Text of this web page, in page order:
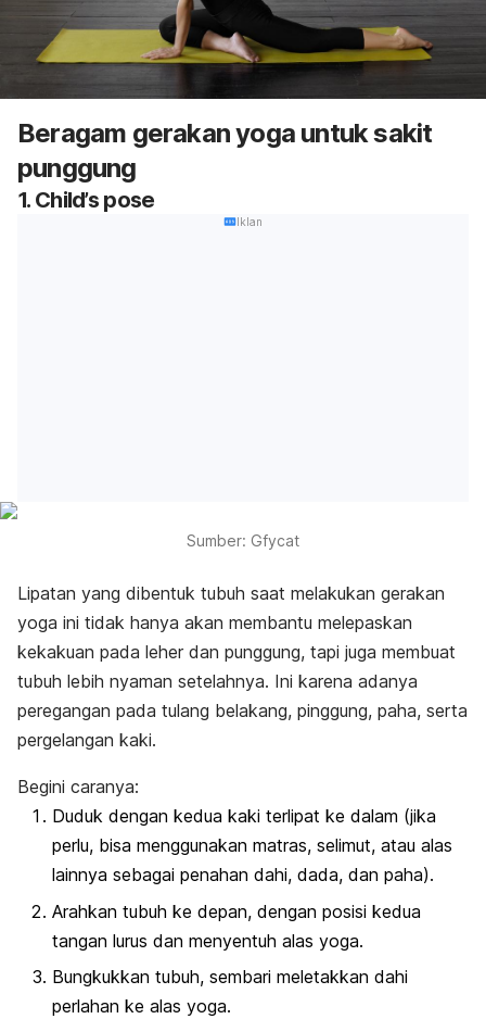
Beragam gerakan yoga untuk sakit
punggung
1. Child’s pose
Iklan
Sumber: Gfycat
Lipatan yang dibentuk tubuh saat melakukan gerakan
yoga ini tidak hanya akan membantu melepaskan
kekakuan pada leher dan punggung, tapi juga membuat
tubuh lebih nyaman setelahnya. Ini karena adanya
peregangan pada tulang belakang, pinggung, paha, serta
pergelangan kaki.
Begini caranya:
Duduk dengan kedua kaki terlipat ke dalam (jika
perlu, bisa menggunakan matras, selimut, atau alas
lainnya sebagai penahan dahi, dada, dan paha).
Arahkan tubuh ke depan, dengan posisi kedua
tangan lurus dan menyentuh alas yoga.
Bungkukkan tubuh, sembari meletakkan dahi
perlahan ke alas yoga.